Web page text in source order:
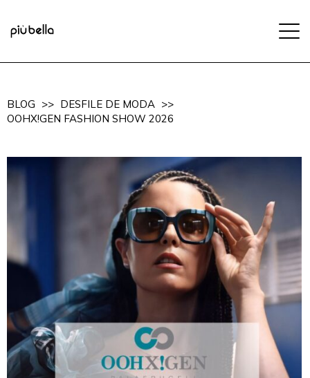
BLOG >> DESFILE DE MODA >>
OOHX!GEN FASHION SHOW 2026